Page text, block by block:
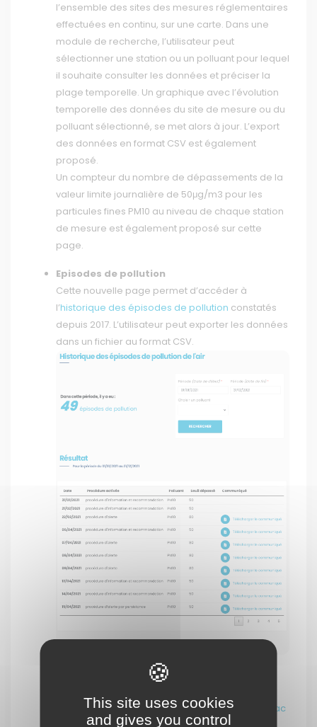
l’ensemble des sites des mesures réglementaires
effectuées en continu, sur une carte. Dans une
module de recherche, l’utilisateur peut
sélectionner une station ou un polluant pour lequel
il souhaite consulter les données et préciser la
plage temporelle. Un graphique avec l’évolution
temporelle des données du site de mesure ou du
polluant sélectionné, se met alors à jour. L’export
des données en format CSV est également
proposé.
Un compteur du nombre de dépassements de la
valeur limite journalière de 50μg/m3 pour les
particules fines PM10 au niveau de chaque station
de mesure est également proposé sur cette
page.
Episodes de pollution
Cette nouvelle page permet d’accéder à
l’historique des épisodes de pollution constatés
depuis 2017. L’utilisateur peut exporter les données
dans un fichier au format CSV.
Mesures du réseau Sargasses
continue de l’hydrogène sulfuré et de l’ammoniac
This site uses cookies
and gives you control